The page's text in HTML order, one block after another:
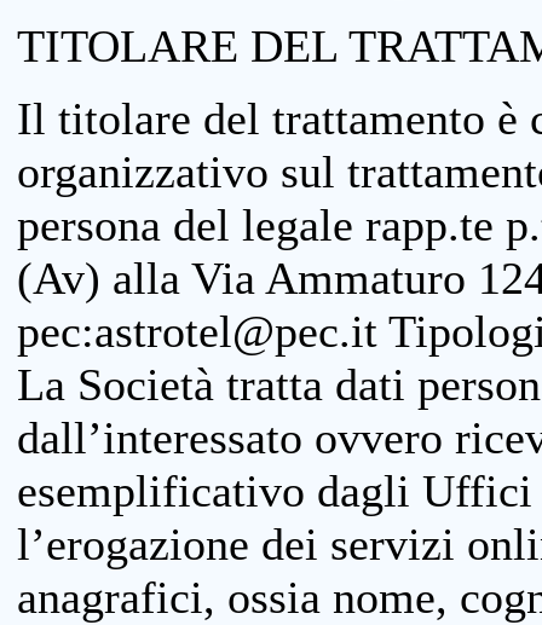
TITOLARE DEL
Il titolare del trattamento è
organizzativo sul
persona del legale rapp.te
(Av) alla Via Ammaturo
pec:astrotel@pec.it
La Società tratta dati
dall’interessato ovvero
esemplificativo dagli
l’erogazione dei servizi
anagrafici, ossia nome,